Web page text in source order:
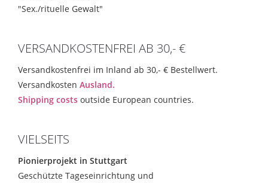
"Sex./rituelle Gewalt"
VERSANDKOSTENFREI AB 30,- €
Versandkostenfrei im Inland ab 30,- € Bestellwert.
Versandkosten Ausland.
Shipping costs outside European countries.
VIELSEITS
Pionierprojekt in Stuttgart
Geschützte Tageseinrichtung und